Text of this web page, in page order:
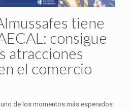
tiene
consigue
atracciones
el comercio
de los momentos más esperados